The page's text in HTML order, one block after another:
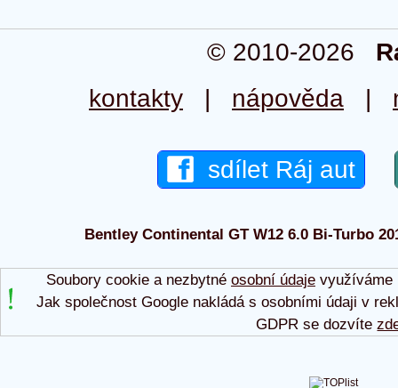
© 2010-2026
kontakty | nápověda |
sdílet Ráj aut
Bentley Continental GT W12 6.0 Bi-Turbo
Soubory cookie a nezbytné osobní údajevyužíváme
Jak společnost Google nakládá s osobními údaji v
GDPR se dozvíte